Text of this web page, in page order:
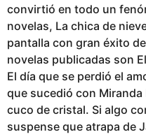
convirtió en todo un
novelas, La chica de
pantalla con gran éxito
novelas publicadas son
El día que se perdió el
que sucedió con Miranda
cuco de cristal. Si algo
suspense que atrapa de